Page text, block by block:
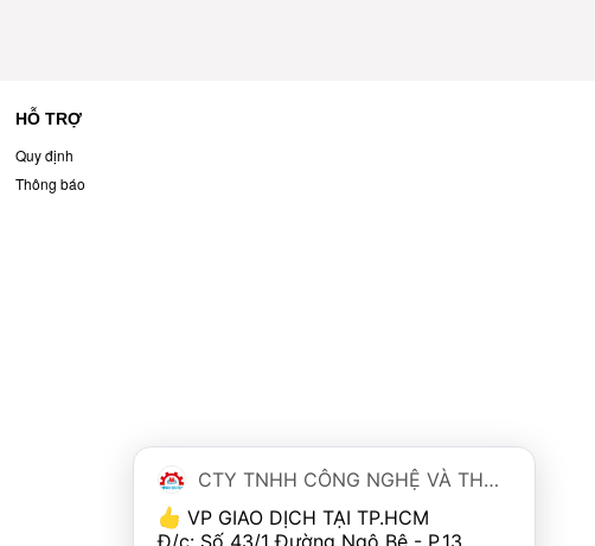
HỖ TRỢ
Quy định
Thông báo
CTY TNHH CÔNG NGHỆ VÀ THƯƠNG MẠI MINH QUÂN
VP GIAO DỊCH TẠI TP.HCM
Đ/c: Số 43/1 Đường Ngô Bệ - P.13